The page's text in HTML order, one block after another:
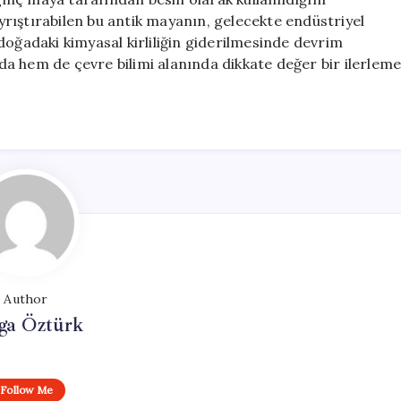
bu antik mayanın, gelecekte endüstriyel
kimyasal kirliliğin giderilmesinde devrim
hem de çevre bilimi alanında dikkate değer bir ilerleme
Author
Öztürk
Follow Me